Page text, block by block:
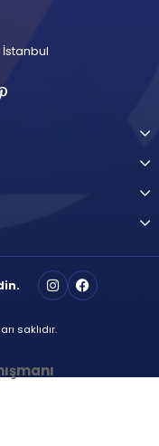
İstanbul
saklıdır.